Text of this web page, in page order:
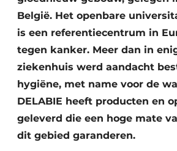
België. Het openbare
is een referentiecentrum in
tegen kanker. Meer dan in
ziekenhuis werd aandacht
hygiëne, met name voor de
DELABIE heeft producten en
geleverd die een hoge mate
dit gebied garanderen.